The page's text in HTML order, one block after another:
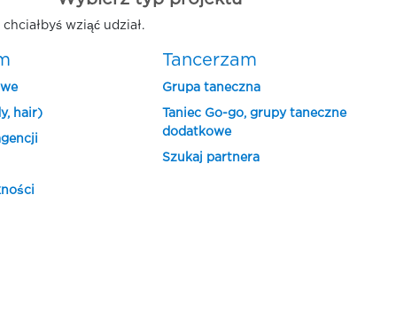
wziąć udział.
hair)
Tancerzam
Grupa taneczna
Taniec Go-go, grupy taneczne
dodatkowe
Szukaj partnera